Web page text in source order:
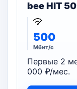
bee HIT
500
Мбит/с
Первые 2
000 ₽/мес.